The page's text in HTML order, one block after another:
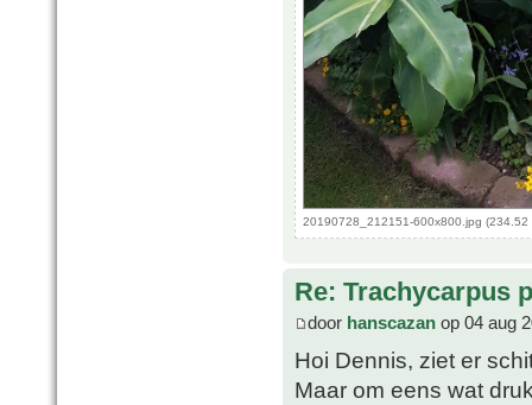
20190728_212151-600x800.jpg
Re: Trachycarpus
door hanscazan op 04 aug
Hoi Dennis, ziet er
Maar om eens wat